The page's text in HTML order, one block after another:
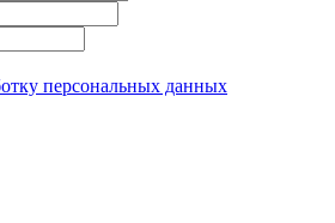
персональных данных